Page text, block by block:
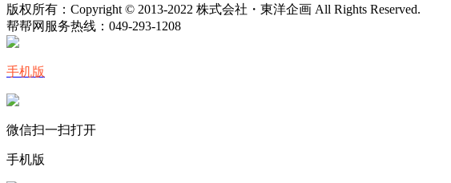
版权所有：Copyright © 2013-2022 株式会社・東洋企画 All Rights Reserved.
帮帮网服务热线： 049-293-1208
手机版
微信扫一扫打开
手机版